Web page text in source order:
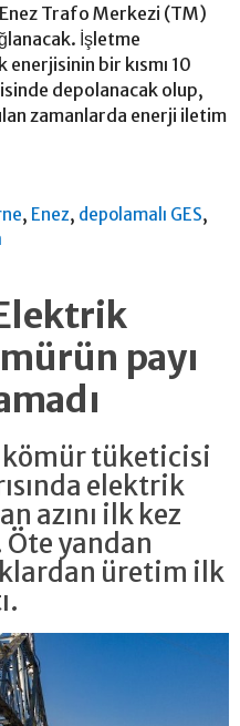
Trafo Merkezi (TM)
İşletme
bir kısmı 10
depolanacak olup,
zamanlarda enerji iletim
, Enez, depolamalı GES,
payı
kömür tüketicisi
elektrik
azını ilk kez
yandan
üretim ilk